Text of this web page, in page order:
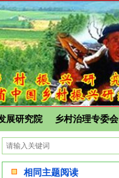
展研究院 乡村治理专委会
相同主题阅读